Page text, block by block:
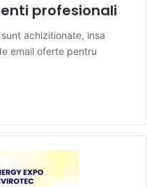
profesionali
achizitionate, insa
email oferte pentru